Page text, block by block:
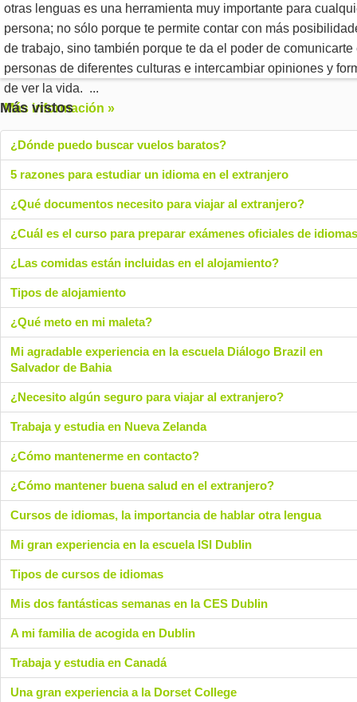
otras lenguas es una herramienta muy importante para
persona; no sólo porque te permite contar con más
de trabajo, sino también porque te da el poder de comunicarte
personas de diferentes culturas e intercambiar opiniones y
de ver la vida. ...
Más información »
Más vistos
¿Dónde puedo buscar vuelos baratos?
5 razones para estudiar un idioma en el extranjero
¿Qué documentos necesito para viajar al extranjero?
¿Cuál es el curso para preparar exámenes oficiales de
¿Las comidas están incluidas en el alojamiento?
Tipos de alojamiento
¿Qué meto en mi maleta?
Mi agradable experiencia en la escuela Diálogo Brazil en
Salvador de Bahia
¿Necesito algún seguro para viajar al extranjero?
Trabaja y estudia en Nueva Zelanda
¿Cómo mantenerme en contacto?
¿Cómo mantener buena salud en el extranjero?
Cursos de idiomas, la importancia de hablar otra lengua
Mi gran experiencia en la escuela ISI Dublin
Tipos de cursos de idiomas
Mis dos fantásticas semanas en la CES Dublin
A mi familia de acogida en Dublin
Trabaja y estudia en Canadá
Una gran experiencia a la Dorset College